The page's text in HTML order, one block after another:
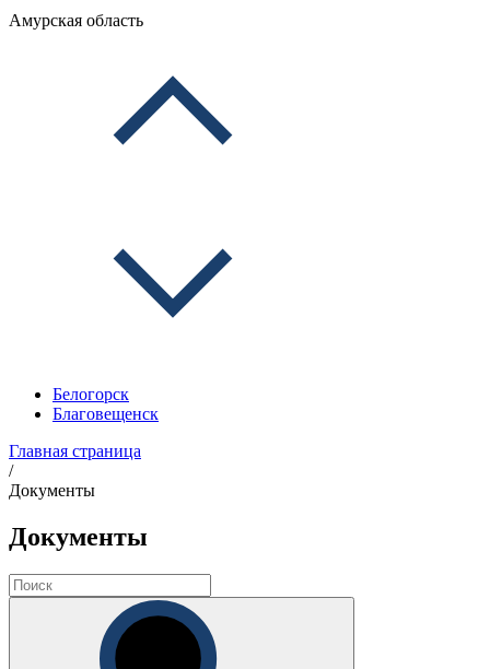
Амурская область
Белогорск
Благовещенск
Главная страница
/
Документы
Документы